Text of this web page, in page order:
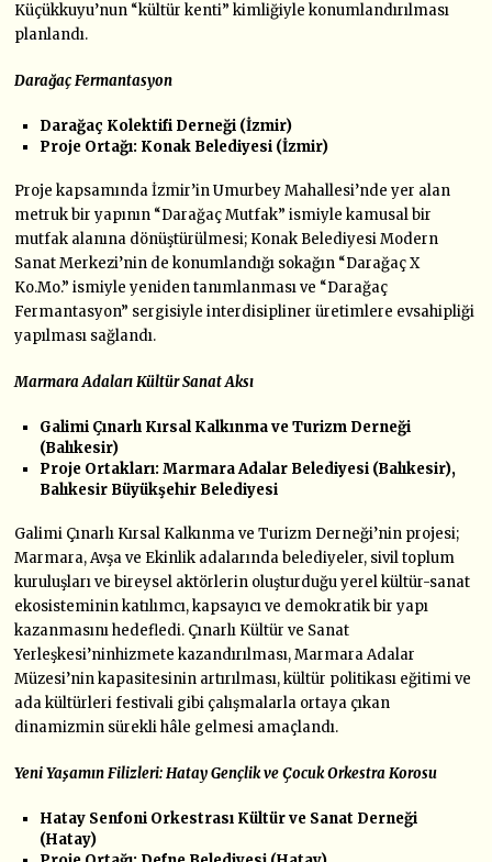
Küçükkuyu’nun “kültür kenti” kimliğiyle konumlandırılması
planlandı.
Darağaç Fermantasyon
Darağaç Kolektifi Derneği (İzmir)
Proje Ortağı: Konak Belediyesi (İzmir)
Proje kapsamında İzmir’in Umurbey Mahallesi’nde yer alan
metruk bir yapının “Darağaç Mutfak” ismiyle kamusal bir
mutfak alanına dönüştürülmesi; Konak Belediyesi Modern
Sanat Merkezi’nin de konumlandığı sokağın “Darağaç X
Ko.Mo.” ismiyle yeniden tanımlanması ve “Darağaç
Fermantasyon” sergisiyle interdisipliner üretimlere evsahipliği
yapılması sağlandı.
Marmara Adaları Kültür Sanat Aksı
Galimi Çınarlı Kırsal Kalkınma ve Turizm Derneği
(Balıkesir)
Proje Ortakları: Marmara Adalar Belediyesi (Balıkesir),
Balıkesir Büyükşehir Belediyesi
Galimi Çınarlı Kırsal Kalkınma ve Turizm Derneği’nin projesi;
Marmara, Avşa ve Ekinlik adalarında belediyeler, sivil toplum
kuruluşları ve bireysel aktörlerin oluşturduğu yerel kültür-sanat
ekosisteminin katılımcı, kapsayıcı ve demokratik bir yapı
kazanmasını hedefledi. Çınarlı Kültür ve Sanat
Yerleşkesi’ninhizmete kazandırılması, Marmara Adalar
Müzesi’nin kapasitesinin artırılması, kültür politikası eğitimi ve
ada kültürleri festivali gibi çalışmalarla ortaya çıkan
dinamizmin sürekli hâle gelmesi amaçlandı.
Yeni Yaşamın Filizleri: Hatay Gençlik ve Çocuk Orkestra Korosu
Hatay Senfoni Orkestrası Kültür ve Sanat Derneği
(Hatay)